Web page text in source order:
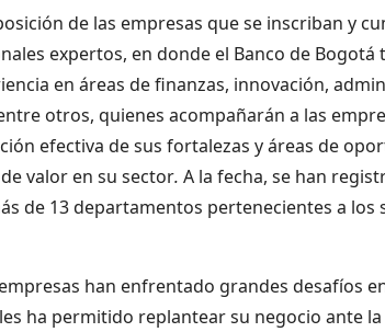
de las empresas que se inscriban y
expertos, en donde el Banco de
en áreas de finanzas, innovación,
otros, quienes acompañarán a las
efectiva de sus fortalezas y áreas de
valor en su sector. A la fecha, se han
de 13 departamentos pertenecientes a los
han enfrentado grandes desafíos
ha permitido replantear su negocio ante